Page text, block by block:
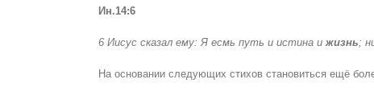
Ин.14:6
6 Иисус сказал ему: Я есмь путь и истина ижизнь;
На основании следующих стихов становиться ещё